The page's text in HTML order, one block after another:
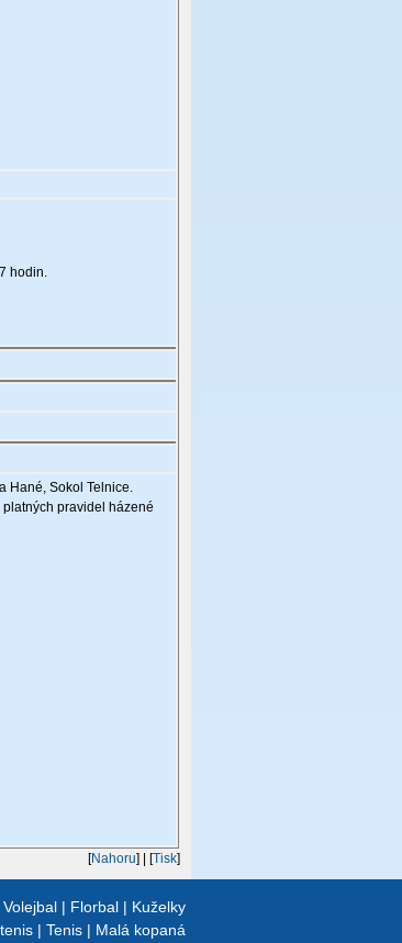
hodin.
Hané, Sokol Telnice.
pravidel házené
[Nahoru] | [Tisk]
Volejbal | Florbal | Kuželky
| Tenis | Malá kopaná